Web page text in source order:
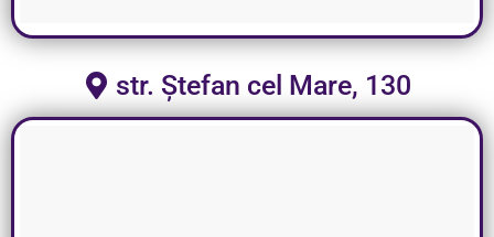
str. Ștefan cel Mare, 130